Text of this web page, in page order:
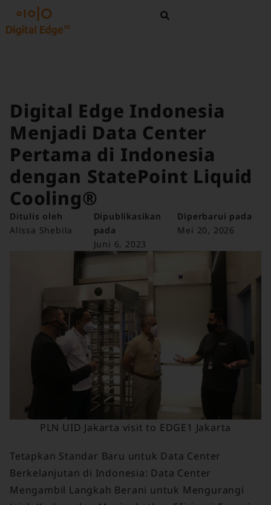
Digital Edge Indonesia
Menjadi Data Center
Pertama di Indonesia
dengan StatePoint Liquid
Cooling®
Ditulis oleh
Alissa Shebila
Dipublikasikan
pada
Juni 6, 2023
Diperbarui pada
Mei 20, 2026
PLN UID Jakarta visit to EDGE1 Jakarta
Tetapkan Standar Baru untuk Data Center
Berkelanjutan di Indonesia: Data Center
Mengambil Langkah Berani untuk Mengurangi